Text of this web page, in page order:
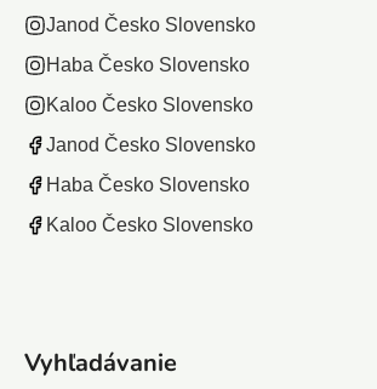
Janod Česko Slovensko
Haba Česko Slovensko
Kaloo Česko Slovensko
Janod Česko Slovensko
Haba Česko Slovensko
Kaloo Česko Slovensko
Vyhľadávanie